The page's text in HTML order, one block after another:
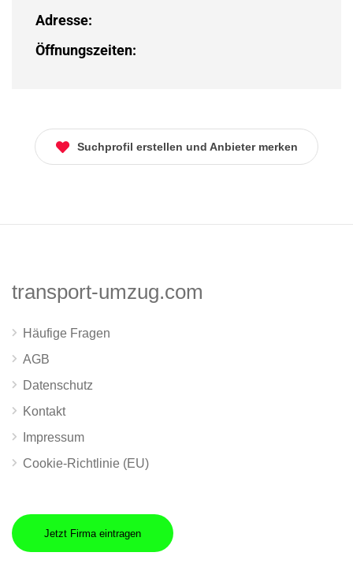
Adresse:
Öffnungszeiten:
Suchprofil erstellen und Anbieter merken
transport-umzug.com
Häufige Fragen
AGB
Datenschutz
Kontakt
Impressum
Cookie-Richtlinie (EU)
Jetzt Firma eintragen